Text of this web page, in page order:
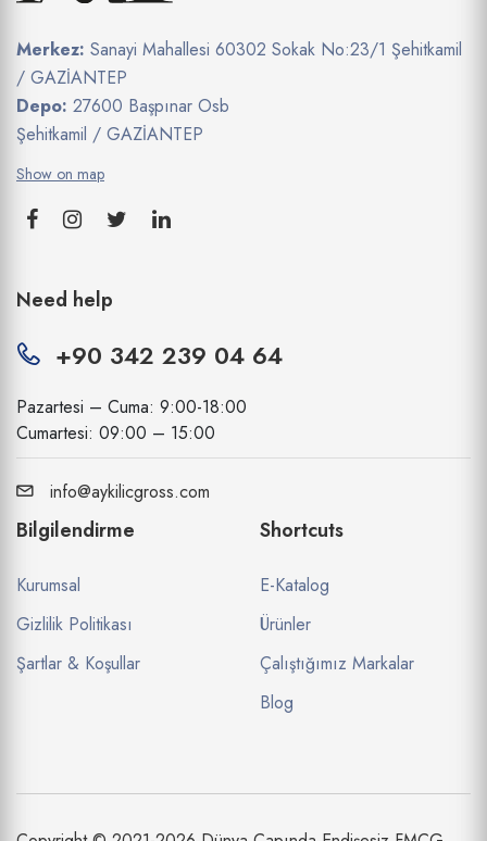
Merkez: Sanayi Mahallesi 60302 Sokak No:23/1 Şehitkamil
/ GAZİANTEP
Depo: 27600 Başpınar Osb
Şehitkamil / GAZİANTEP
Show on map
Need help
+90 342 239 04 64
Pazartesi – Cuma: 9:00-18:00
Cumartesi: 09:00 – 15:00
info@aykilicgross.com
Bilgilendirme
Kurumsal
Gizlilik Politikası
Şartlar & Koşullar
Shortcuts
E-Katalog
Ürünler
Çalıştığımız Markalar
Blog